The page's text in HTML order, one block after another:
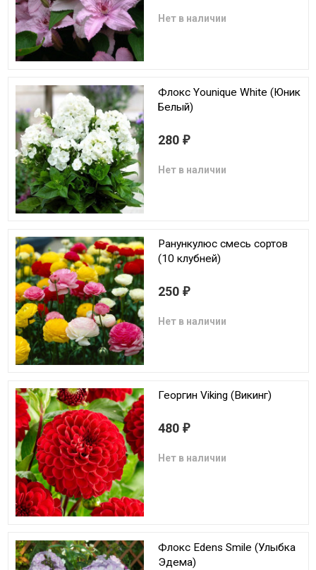
Нет в наличии
Флокс Younique White (Юник
Белый)
280 ₽
Нет в наличии
Ранункулюс смесь сортов
(10 клубней)
250 ₽
Нет в наличии
Георгин Viking (Викинг)
480 ₽
Нет в наличии
Флокс Edens Smile (Улыбка
Эдема)